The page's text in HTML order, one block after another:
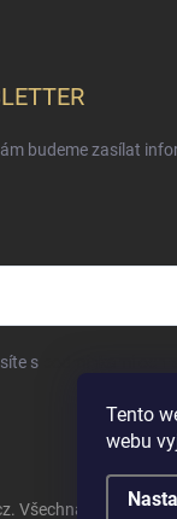
Tento
webu
budeme zasílat
s
. Všechna práva